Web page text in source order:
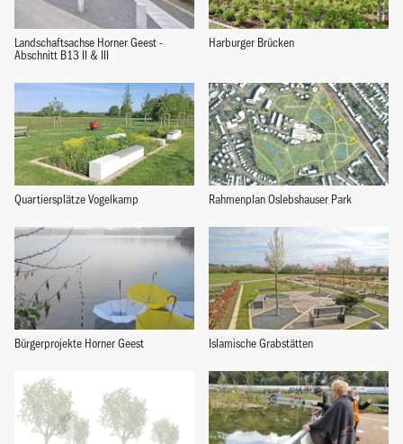
Landschaftsachse Horner Geest -
Abschnitt B13 II & III
Harburger Brücken
Quartiersplätze Vogelkamp Rahmenplan Oslebshauser Park
Bürgerprojekte Horner Geest Islamische Grabstätten